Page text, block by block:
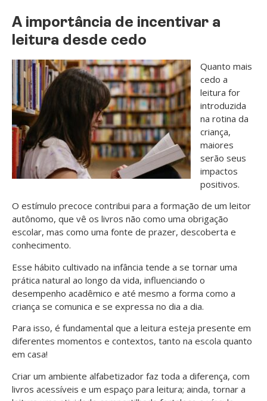
A importância de incentivar a
leitura desde cedo
Quanto mais
cedo a
leitura for
introduzida
na rotina da
criança,
maiores
serão seus
impactos
positivos.
O estímulo precoce contribui para a formação de um leitor
autônomo, que vê os livros não como uma obrigação
escolar, mas como uma fonte de prazer, descoberta e
conhecimento.
Esse hábito cultivado na infância tende a se tornar uma
prática natural ao longo da vida, influenciando o
desempenho acadêmico e até mesmo a forma como a
criança se comunica e se expressa no dia a dia.
Para isso, é fundamental que a leitura esteja presente em
diferentes momentos e contextos, tanto na escola quanto
em casa!
Criar um ambiente alfabetizador faz toda a diferença, com
livros acessíveis e um espaço para leitura; ainda, tornar a